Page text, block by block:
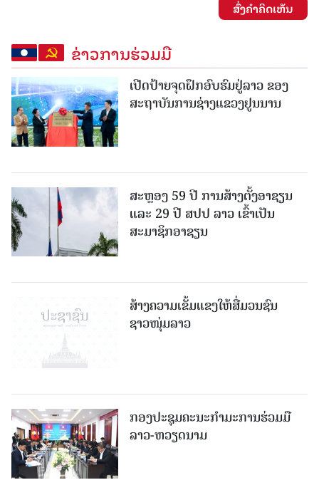
ສົ່ງຄໍາຄິດເຫັນ
ຂ່າວການຮ່ວມມື
ເປີດປ້າຍຈຸດຝຶກອົບຮົມຢູ່ລາວ ຂອງ
ສະຖາບັນການຊ່າງແຂວງຢູນນານ
ສະຫຼອງ 59 ປີ ການສ້າງຕັ້ງອາຊຽນ
ແລະ 29 ປີ ສປປ ລາວ ເຂົ້າເປັນ
ສະມາຊິກອາຊຽນ
ສ້າງຄວາມເຂັ້ມແຂງໃຫ້ສື່ມວນຊົນ
ຊາວໜຸ່ມລາວ
ກອງປະຊຸມຄະນະກຳມະການຮ່ວມມື
ລາວ-ຫວຽດນາມ